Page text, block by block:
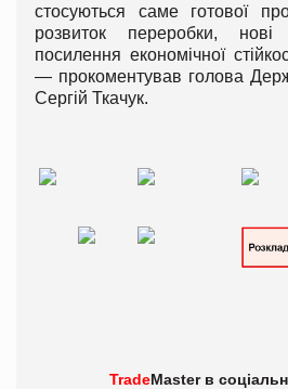
стосуються саме готової
розвиток переробки,
посилення економічної
— прокоментував голова
Сергій Ткачук.
TradeMaster в